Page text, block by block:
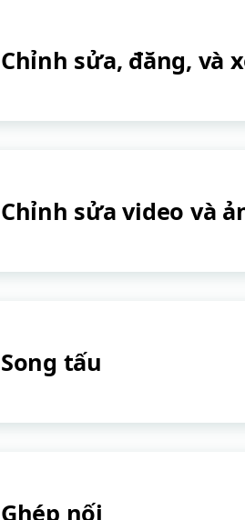
Chỉnh sửa, đăng, và
Chỉnh sửa video và
Song tấu
Ghép nối